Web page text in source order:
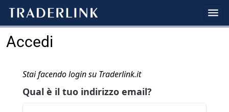
Accedi